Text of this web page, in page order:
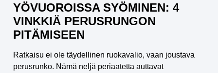
YÖVUOROISSA SYÖMINEN: 4
VINKKIÄ PERUSRUNGON
PITÄMISEEN
Ratkaisu ei ole täydellinen ruokavalio, vaan joustava
perusrunko. Nämä neljä periaatetta auttavat